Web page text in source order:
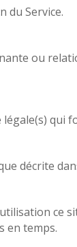
du Service.
ou
qui
décrite
ce
en temps.